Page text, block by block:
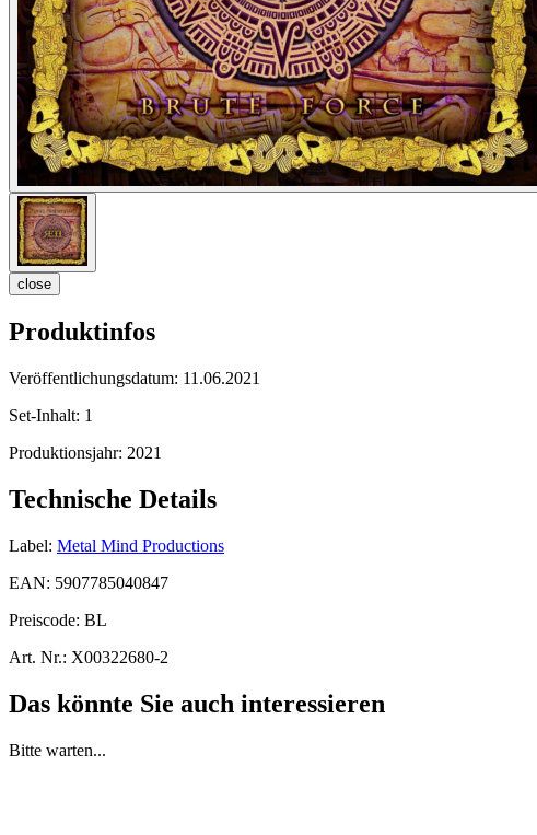
close
Produktinfos
Veröffentlichungsdatum: 11.06.2021
Set-Inhalt: 1
Produktionsjahr: 2021
Technische Details
Label: Metal Mind Productions
EAN: 5907785040847
Preiscode: BL
Art. Nr.: X00322680-2
Das könnte Sie auch interessieren
Bitte warten...